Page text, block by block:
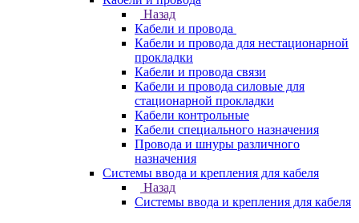
Назад
Кабели и провода
Кабели и провода для нестационарной
прокладки
Кабели и провода связи
Кабели и провода силовые для
стационарной прокладки
Кабели контрольные
Кабели специального назначения
Провода и шнуры различного
назначения
Системы ввода и крепления для кабеля
Назад
Системы ввода и крепления для кабеля